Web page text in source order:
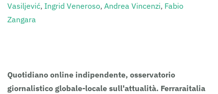
Vasiljević, Ingrid Veneroso, Andrea Vincenzi, Fabio
Zangara
Quotidiano online indipendente, osservatorio
giornalistico globale-locale sull'attualità. Ferraraitalia